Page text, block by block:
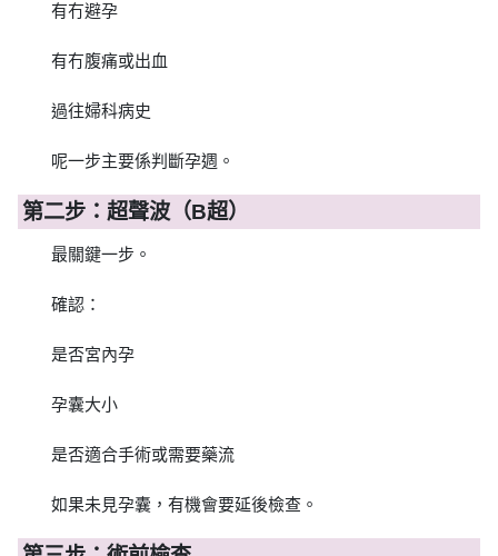
有冇避孕
有冇腹痛或出血
過往婦科病史
呢一步主要係判斷孕週。
第二步：超聲波（B超）
最關鍵一步。
確認：
是否宮內孕
孕囊大小
是否適合手術或需要藥流
如果未見孕囊，有機會要延後檢查。